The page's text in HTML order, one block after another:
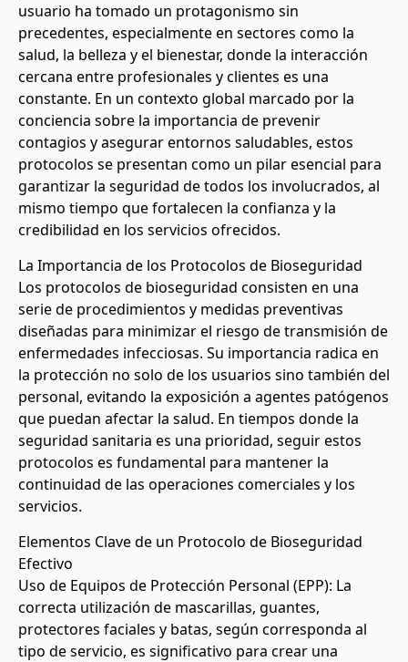
usuario ha tomado un protagonismo sin
precedentes, especialmente en sectores como la
salud, la belleza y el bienestar, donde la interacción
cercana entre profesionales y clientes es una
constante. En un contexto global marcado por la
conciencia sobre la importancia de prevenir
contagios y asegurar entornos saludables, estos
protocolos se presentan como un pilar esencial para
garantizar la seguridad de todos los involucrados, al
mismo tiempo que fortalecen la confianza y la
credibilidad en los servicios ofrecidos.
La Importancia de los Protocolos de Bioseguridad
Los protocolos de bioseguridad consisten en una
serie de procedimientos y medidas preventivas
diseñadas para minimizar el riesgo de transmisión de
enfermedades infecciosas. Su importancia radica en
la protección no solo de los usuarios sino también del
personal, evitando la exposición a agentes patógenos
que puedan afectar la salud. En tiempos donde la
seguridad sanitaria es una prioridad, seguir estos
protocolos es fundamental para mantener la
continuidad de las operaciones comerciales y los
servicios.
Elementos Clave de un Protocolo de Bioseguridad
Efectivo
Uso de Equipos de Protección Personal (EPP): La
correcta utilización de mascarillas, guantes,
protectores faciales y batas, según corresponda al
tipo de servicio, es significativo para crear una